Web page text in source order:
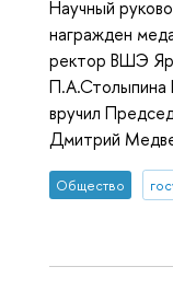
Научный
награжден
ректор ВШЭ
П.А.Столыпина
вручил
Дмитрий
Общество